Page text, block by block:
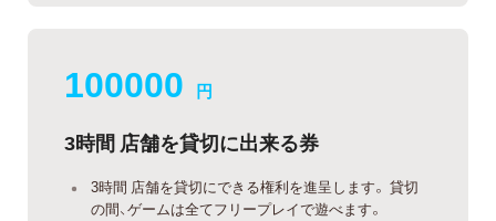
100000 円
3時間 店舗を貸切に出来る券
3時間 店舗を貸切にできる権利を進呈します。 貸切
の間、ゲームは全てフリープレイで遊べます。